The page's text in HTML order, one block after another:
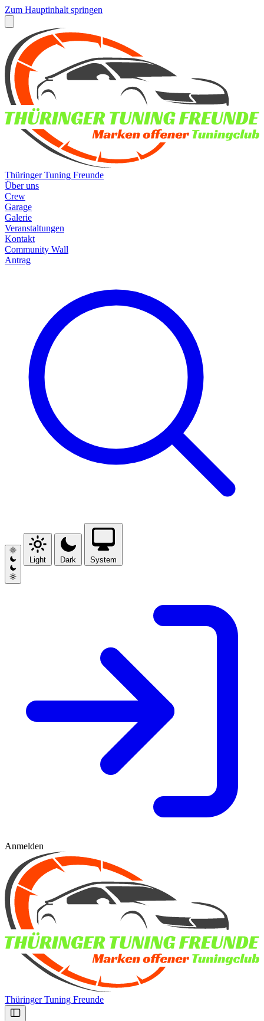
Zum Hauptinhalt springen
Thüringer Tuning Freunde
Über uns
Crew
Garage
Galerie
Veranstaltungen
Kontakt
Community Wall
Antrag
Light Dark System
Anmelden
Thüringer Tuning Freunde